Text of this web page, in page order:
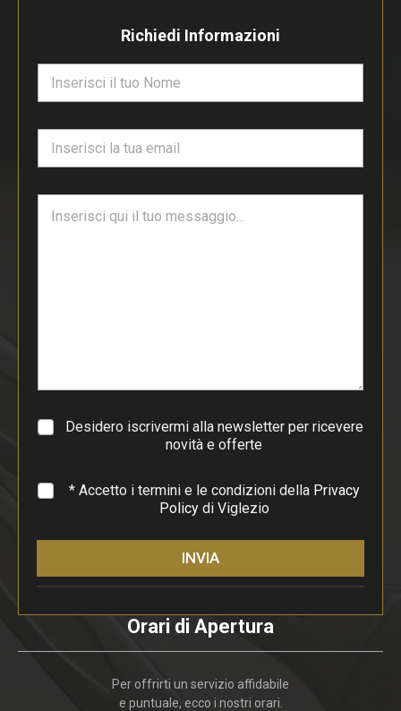
Richiedi Informazioni
m
a
g
a
f
Desidero iscrivermi alla newsletter per ricevere
novità e offerte
* * Accetto i termini e le condizioni della Privacy
Policydi Viglezio
INVIA
Orari di Apertura
Per offrirti un servizio affidabile
e puntuale, ecco i nostri orari.